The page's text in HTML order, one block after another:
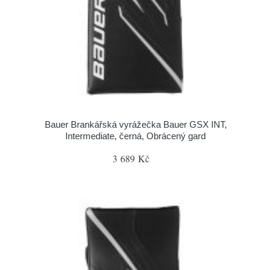
Bauer Brankářská vyrážečka Bauer GSX INT,
Intermediate, černá, Obrácený gard
3 689 Kč